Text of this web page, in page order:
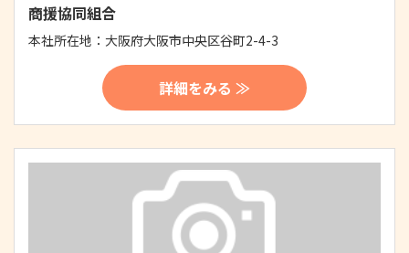
商援協同組合
本社所在地： 大阪府大阪市中央区谷町2-4-3
詳細をみる ≫